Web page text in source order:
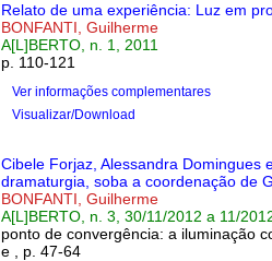
Relato de uma experiência: Luz em
BONFANTI, Guilherme
A[L]BERTO, n. 1, 2011
p. 110-121
Ver informações complementares
Visualizar/Download
Cibele Forjaz, Alessandra Domingues
dramaturgia, soba a coordenação de
BONFANTI, Guilherme
A[L]BERTO, n. 3, 30/11/2012 a 11/
ponto de convergência: a iluminação
e , p. 47-64